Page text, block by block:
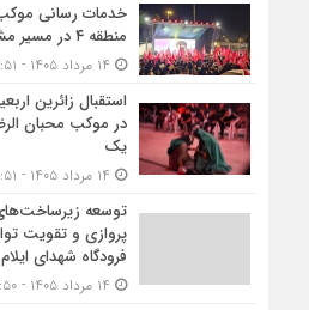
خدمات رسانی
منطقه ۴ در مسیر مشایه
استقبال زائرین
در موکب محبان
یک
توسعه
پروازی و تقویت
فرودگاه شهدای ایلام